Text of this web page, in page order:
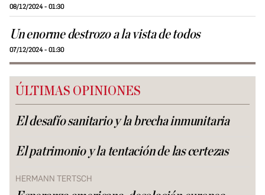
08/12/2024 - 01:30
Un enorme destrozo a la vista de todos
07/12/2024 - 01:30
ÚLTIMAS OPINIONES
El desafío sanitario y la brecha inmunitaria
El patrimonio y la tentación de las certezas
HERMANN TERTSCH